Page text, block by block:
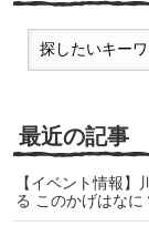
最近の記事
【イベント情報
る このかげはなに